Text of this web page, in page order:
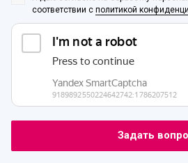
соответствии с политикой